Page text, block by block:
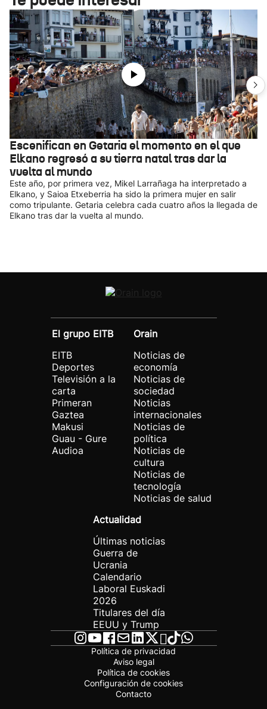
Escenifican en Getaria el momento en el que
Elkano regresó a su tierra natal tras dar la
vuelta al mundo
Este año, por primera vez, Mikel Larrañaga ha interpretado a
Elkano, y Saioa Etxeberria ha sido la primera mujer en salir
como tripulante. Getaria celebra cada cuatro años la llegada de
Elkano tras dar la vuelta al mundo.
El grupo EITB
EITB
Deportes
Televisión a la
carta
Primeran
Gaztea
Makusi
Guau - Gure
Audioa
Orain
Noticias de
economía
Noticias de
sociedad
Noticias
internacionales
Noticias de
política
Noticias de
cultura
Noticias de
tecnología
Noticias de salud
Actualidad
Últimas noticias
Guerra de
Ucrania
Calendario
Laboral Euskadi
2026
Titulares del día
EEUU y Trump
Política de privacidad
Aviso legal
Política de cookies
Configuración de cookies
Contacto